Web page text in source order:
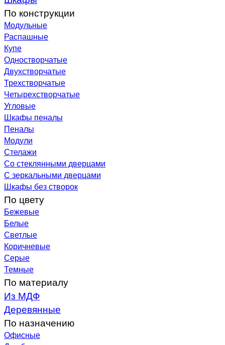
По конструкции
Модульные
Распашные
Купе
Одностворчатые
Двухстворчатые
Трехстворчатые
Четырехстворчатые
Угловые
Шкафы пеналы
Пеналы
Модули
Стелажи
Со стеклянными дверцами
С зеркальными дверцами
Шкафы без створок
По цвету
Бежевые
Белые
Светлые
Коричневые
Серые
Темные
По материалу
Из МДФ
Деревянные
По назначению
Офисные